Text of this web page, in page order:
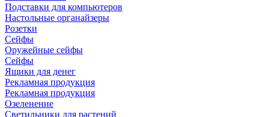
Подставки для компьютеров
Настольные органайзеры
Розетки
Сейфы
Оружейные сейфы
Сейфы
Ящики для денег
Рекламная продукция
Рекламная продукция
Озеленение
Светильники для растений